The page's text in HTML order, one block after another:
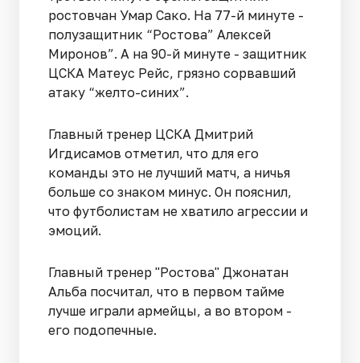
ростовчан Умар Сако. На 77-й минуте -
полузащитник “Ростова” Алексей
Миронов”. А на 90-й минуте - защитник
ЦСКА Матеус Рейс, грязно сорвавший
атаку “желто-синих”.
Главный тренер ЦСКА Дмитрий
Игдисамов отметил, что для его
команды это не лучший матч, а ничья
больше со знаком минус. Он пояснил,
что футболистам не хватило агрессии и
эмоций.
Главный тренер "Ростова" Джонатан
Альба посчитал, что в первом тайме
лучше играли армейцы, а во втором -
его подопечные.